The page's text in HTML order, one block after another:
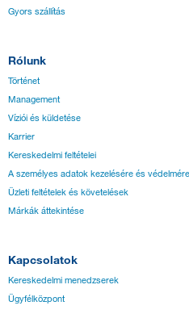
Gyors szállítás
Rólunk
Történet
Management
Víziói és küldetése
Karrier
Kereskedelmi feltételei
A személyes adatok kezelésére és
Üzleti feltételek és követelések
Márkák áttekintése
Kapcsolatok
Kereskedelmi menedzserek
Ügyfélközpont